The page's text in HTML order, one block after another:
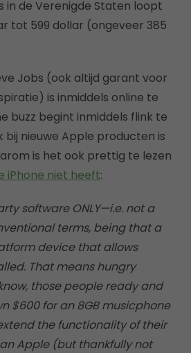
in de Verenigde Staten loopt
tot 599 dollar (ongeveer 385
Jobs (ook altijd garant voor
is inmiddels online te
buzz begint inmiddels flink te
bij nieuwe Apple producten is
is het ook prettig te lezen
iPhone niet heeft:
software ONLY—i.e. not a
terms, being that a
device that allows
That means hungry
those people ready and
$600 for an 8GB musicphone
the functionality of their
Apple (but thankfully not